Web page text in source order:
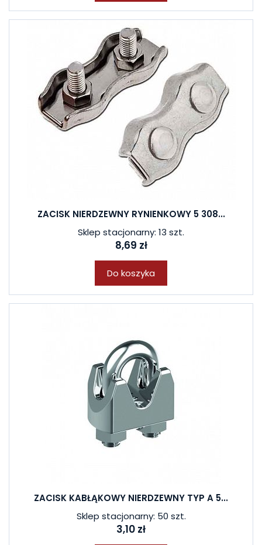
ZACISK NIERDZEWNY RYNIENKOWY 5 308...
Sklep stacjonarny: 13 szt.
8,69 zł
Do koszyka
ZACISK KABŁĄKOWY NIERDZEWNY TYP A 5...
Sklep stacjonarny: 50 szt.
3,10 zł